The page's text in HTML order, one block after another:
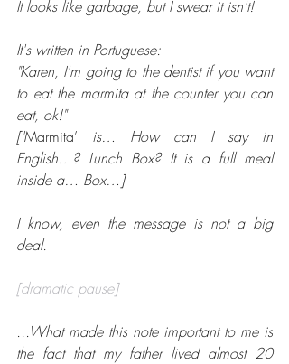
It looks like garbage, but I swear it isn't!
It's written in Portuguese:
"Karen, I'm going to the dentist if you want
to eat the marmita at the counter you can
eat, ok!"
['Marmita’ is… How can I say in
English…? Lunch Box? It is a full meal
inside a… Box…]
I know, even the message is not a big
deal.
[dramatic pause]
...What made this note important to me is
the fact that my father lived almost 20